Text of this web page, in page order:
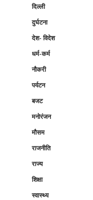
दिल्ली
दुर्घटना
देश- विदेश
धर्म-कर्म
नौकरी
पर्यटन
बजट
मनोरंजन
मौसम
राजनीति
राज्य
शिक्षा
स्वास्थ्य